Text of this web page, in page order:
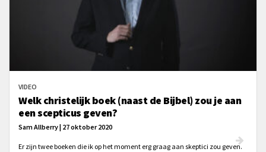
VIDEO
Welk christelijk boek (naast de Bijbel) zou je aan
een scepticus geven?
Sam Allberry | 27 oktober 2020
Er zijn twee boeken die ik op het moment erg graag aan skeptici zou geven.